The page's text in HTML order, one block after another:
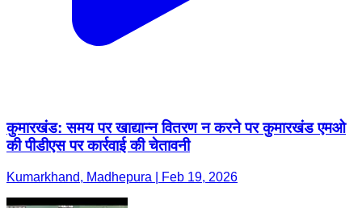
कुमारखंड: समय पर खाद्यान्न वितरण न करने पर कुमारखंड एमओ
की पीडीएस पर कार्रवाई की चेतावनी
Kumarkhand, Madhepura | Feb 19, 2026